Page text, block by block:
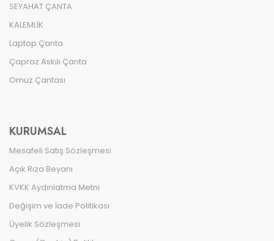
SEYAHAT ÇANTA
KALEMLİK
Laptop Çanta
Çapraz Askılı Çanta
Omuz Çantası
KURUMSAL
Mesafeli Satış Sözleşmesi
Açık Rıza Beyanı
KVKK Aydınlatma Metni
Değişim ve İade Politikası
Üyelik Sözleşmesi